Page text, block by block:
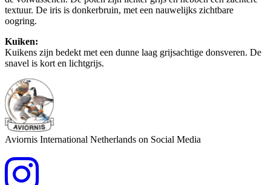
textuur. De iris is donkerbruin, met een nauwelijks zichtbare
oogring.
Kuiken:
Kuikens zijn bedekt met een dunne laag grijsachtige donsveren. De
snavel is kort en lichtgrijs.
Aviornis International Netherlands on Social Media